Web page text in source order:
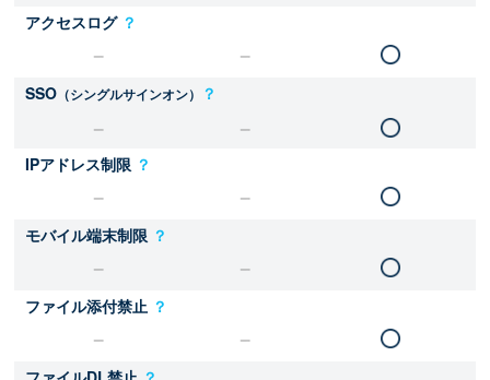
アクセスログ ？
SSO （シングルサインオン） ？
IPアドレス制限 ？
モバイル端末制限 ？
ファイル添付禁止 ？